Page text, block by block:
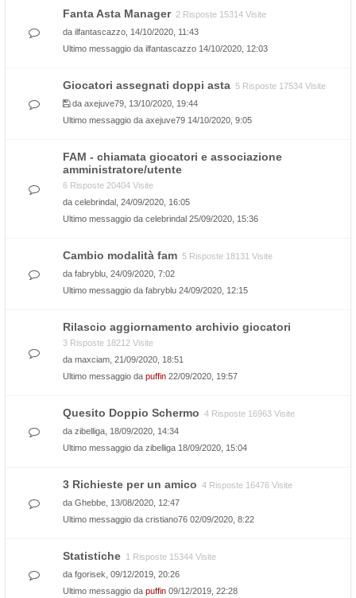
Fanta Asta Manager 2 Risposte 15314 Visite
da ilfantascazzo , 14/10/2020, 11:43
Ultimo messaggio da ilfantascazzo 14/10/2020, 12:03
Giocatori assegnati doppi asta 5 Risposte 17534 Visite
da axejuve79 , 13/10/2020, 19:44
Ultimo messaggio da axejuve79 14/10/2020, 9:05
FAM - chiamata giocatori e associazione
amministratore/utente
6 Risposte 20404 Visite
da celebrindal , 24/09/2020, 16:05
Ultimo messaggio da celebrindal 25/09/2020, 15:36
Cambio modalità fam 5 Risposte 18131 Visite
da fabryblu , 24/09/2020, 7:02
Ultimo messaggio da fabryblu 24/09/2020, 12:15
Rilascio aggiornamento archivio giocatori
3 Risposte 18212 Visite
da maxciam , 21/09/2020, 18:51
Ultimo messaggio da puffin 22/09/2020, 19:57
Quesito Doppio Schermo 4 Risposte 16963 Visite
da zibelliga , 18/09/2020, 14:34
Ultimo messaggio da zibelliga 18/09/2020, 15:04
3 Richieste per un amico 4 Risposte 16476 Visite
da Ghebbe , 13/08/2020, 12:47
Ultimo messaggio da cristiano76 02/09/2020, 8:22
Statistiche 1 Risposte 15344 Visite
da fgorisek , 09/12/2019, 20:26
Ultimo messaggio da puffin 09/12/2019, 22:28